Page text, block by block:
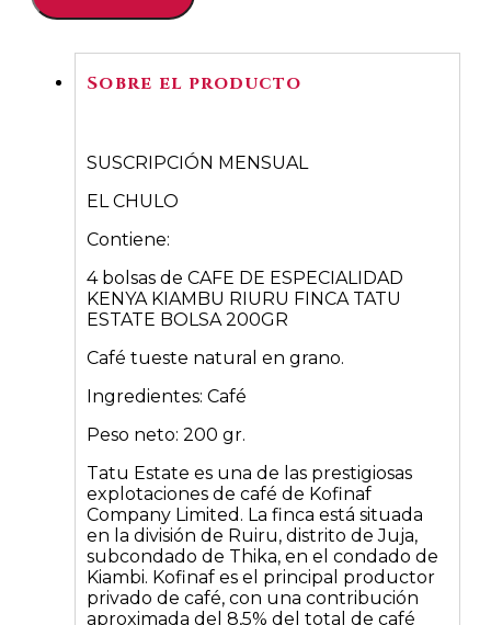
79.20€.67.32€.
Sobre el producto
SUSCRIPCIÓN MENSUAL
EL CHULO
Contiene:
4 bolsas de CAFE DE ESPECIALIDAD
KENYA KIAMBU RIURU FINCA TATU
ESTATE BOLSA 200GR
Café tueste natural en grano.
Ingredientes: Café
Peso neto: 200 gr.
Tatu Estate es una de las prestigiosas
explotaciones de café de Kofinaf
Company Limited. La finca está situada
en la división de Ruiru, distrito de Juja,
subcondado de Thika, en el condado de
Kiambi. Kofinaf es el principal productor
privado de café, con una contribución
aproximada del 8,5% del total de café